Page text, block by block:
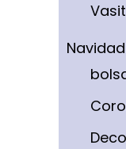
Navidad